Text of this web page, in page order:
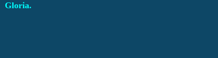
Gloria.